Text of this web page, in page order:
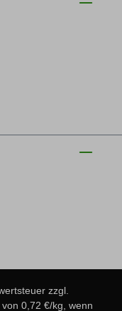
zzgl.
0,72 €/kg, wenn